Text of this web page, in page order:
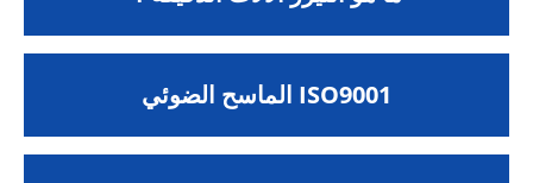
الماسح الضوئي ISO9001